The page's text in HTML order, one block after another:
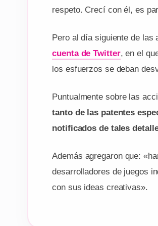
respeto. Crecí con él, es
Pero al día siguiente de
cuenta de Twitter, en el
los esfuerzos se deban
Puntualmente sobre las
tanto de las patentes
notificados de tales
Además agregaron que:
desarrolladores de juegos
con sus ideas creativas».